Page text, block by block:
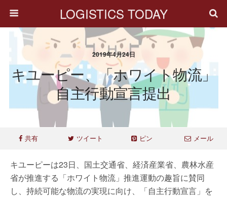
LOGISTICS TODAY
2019年4月24日
キユーピー、「ホワイト物流」
自主行動宣言提出
共有 ツイート ピン メール
キユーピーは23日、国土交通省、経済産業省、農林水産
省が推進する「ホワイト物流」推進運動の趣旨に賛同
し、持続可能な物流の実現に向け、「自主行動宣言」を